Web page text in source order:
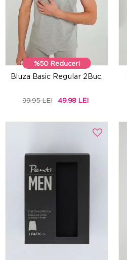
%50 Reduceri
Bluza Basic Regular 2Buc.
99.95 LEI 49.98 LEI